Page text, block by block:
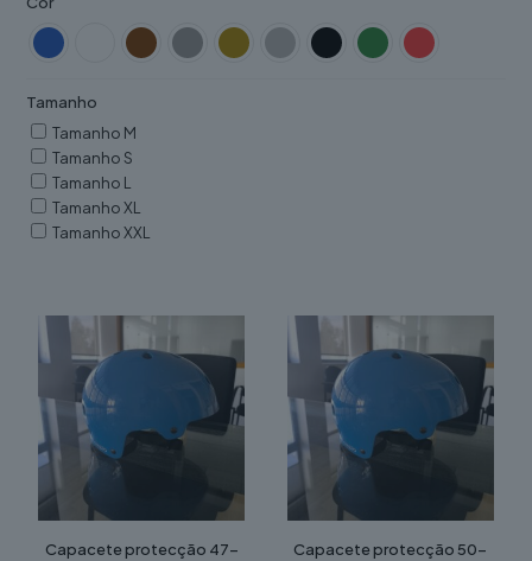
Tamanho
Tamanho M
Tamanho S
Tamanho L
Tamanho XL
Tamanho XXL
Capacete protecção 47-
Capacete protecção 50-